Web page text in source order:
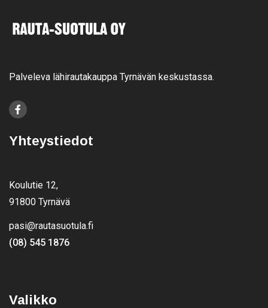
Palveleva lähirautakauppa Tyrnävän keskustassa.
Yhteystiedot
Koulutie 12,
91800 Tyrnävä
pasi@rautasuotula.fi
(08) 545 1876
Valikko